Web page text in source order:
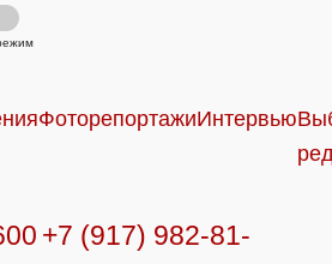
ФоторепортажиИнтервью
+7 (917) 982-81-